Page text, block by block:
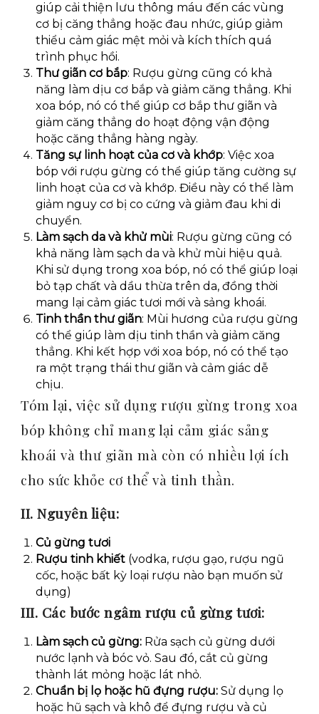
giúp cải thiện lưu thông máu đến các vùng
cơ bị căng thẳng hoặc đau nhức, giúp giảm
thiểu cảm giác mệt mỏi và kích thích quá
trình phục hồi.
Thư giãn cơ bắp: Rượu gừng cũng có khả
năng làm dịu cơ bắp và giảm căng thẳng. Khi
xoa bóp, nó có thể giúp cơ bắp thư giãn và
giảm căng thẳng do hoạt động vận động
hoặc căng thẳng hàng ngày.
Tăng sự linh hoạt của cơ và khớp: Việc xoa
bóp với rượu gừng có thể giúp tăng cường sự
linh hoạt của cơ và khớp. Điều này có thể làm
giảm nguy cơ bị co cứng và giảm đau khi di
chuyển.
Làm sạch da và khử mùi: Rượu gừng cũng có
khả năng làm sạch da và khử mùi hiệu quả.
Khi sử dụng trong xoa bóp, nó có thể giúp loại
bỏ tạp chất và dầu thừa trên da, đồng thời
mang lại cảm giác tươi mới và sảng khoái.
Tinh thần thư giãn: Mùi hương của rượu gừng
có thể giúp làm dịu tinh thần và giảm căng
thẳng. Khi kết hợp với xoa bóp, nó có thể tạo
ra một trạng thái thư giãn và cảm giác dễ
chịu.
Tóm lại, việc sử dụng rượu gừng trong xoa
bóp không chỉ mang lại cảm giác sảng
khoái và thư giãn mà còn có nhiều lợi ích
cho sức khỏe cơ thể và tinh thần.
II. Nguyên liệu:
Củ gừng tươi
Rượu tinh khiết(vodka, rượu gạo, rượu ngũ
cốc, hoặc bất kỳ loại rượu nào bạn muốn sử
dụng)
III. Các bước ngâm rượu củ gừng tươi:
Làm sạch củ gừng:Rửa sạch củ gừng dưới
nước lạnh và bóc vỏ. Sau đó, cắt củ gừng
thành lát mỏng hoặc lát nhỏ.
Chuẩn bị lọ hoặc hũ đựng rượu:Sử dụng lọ
hoặc hũ sạch và khô để đựng rượu và củ